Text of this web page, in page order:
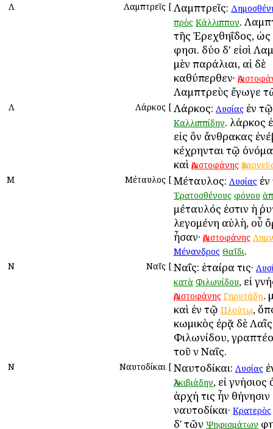
Λ Λαμπτρεῖς [ Λαμπτρεῖς:
πρὸς Κάλλιππον.
τῆς Ἐρεχθηΐδος, ὡς
φησι. δύο δ' εἰσὶ
μὲν παράλιαι, αἱ δὲ
καθύπερθεν·
Λαμπτρεὺς ἔγωγε
Λ Λάρκος [ Λάρκος: Λυσίας ἐν
Καλλιππίδην. λάρκος
εἰς ὃν ἄνθρακας
κέχρηνται τῷ
καὶ Ἀριστοφάνης
Μ
Μέταυλος [ Μέταυλος: Λυσίας
Ἐρατοσθένους φόνου
μέταυλός ἐστιν ἡ
λεγομένη αὐλὴ, οὗ
ἦσαν· Ἀριστοφάνης
Μένανδρος Θαΐδι.
Ν Ναΐς [ Ναΐς: ἑταίρα τις·
κατὰ Φιλωνίδου, εἰ
Ἀριστοφάνης Γηρυτάδῃ.
καὶ ἐν τῷ Πλούτῳ,
κωμικὸς ἐρᾷ δὲ
Φιλωνίδου,
τοῦ ν Ναΐς.
Ν Ναυτοδίκαι [ Ναυτοδίκαι: Λυσίας
Ἀλκιβιάδην, εἰ γνήσιος
ἀρχή τις ἦν Ἀθήνησιν
ναυτοδίκαι· Κρατερὸς
δʹ τῶν Ψηφισμάτων